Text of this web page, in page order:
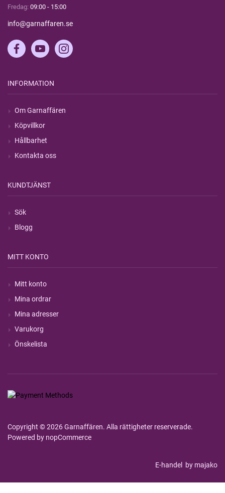
Fredag: 09:00 - 15:00
info@garnaffaren.se
INFORMATION
Om Garnaffären
Köpvillkor
Hållbarhet
Kontakta oss
KUNDTJÄNST
Sök
Blogg
MITT KONTO
Mitt konto
Mina ordrar
Mina adresser
Varukorg
Önskelista
Copyright © 2026 Garnaffären. Alla rättigheter reserverade.
Powered by nopCommerce
E-handel by majako